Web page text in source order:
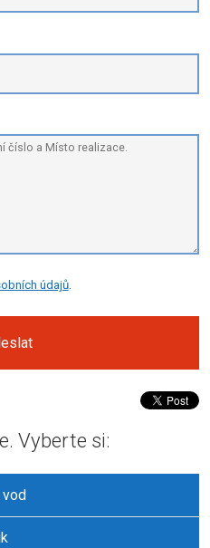
údajů.
Vyberte si:
vod